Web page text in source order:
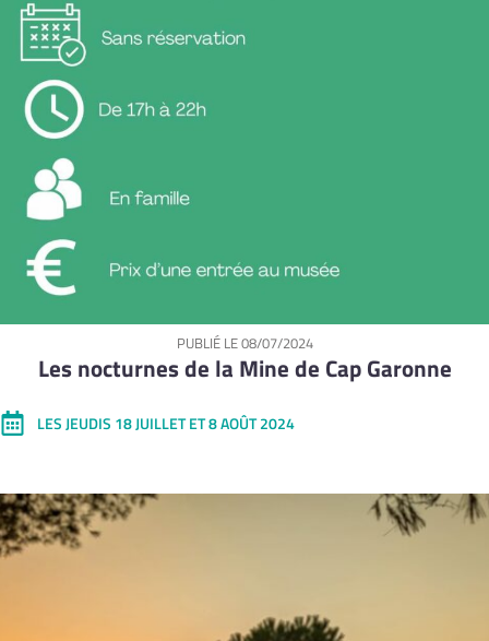
PUBLIÉ LE08/07/2024
Les nocturnes de la Mine de Cap Garonne
LES JEUDIS 18 JUILLET ET 8 AOÛT 2024